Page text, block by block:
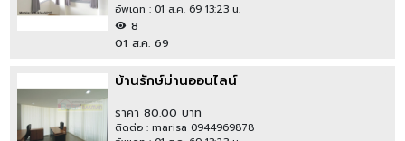
อัพเดท : 01 ส.ค. 69 13:23 น.
8
01 ส.ค. 69
บ้านรักษ์ม่านออนไลน์
ราคา 80.00 บาท
ติดต่อ : marisa 0944969878